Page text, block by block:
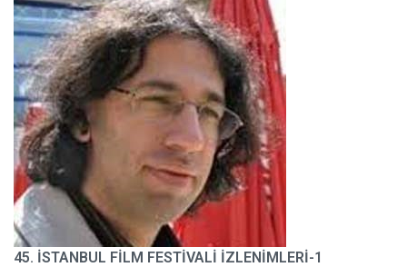
45. İSTANBUL FİLM FESTİVALİ İZLENİMLERİ-1